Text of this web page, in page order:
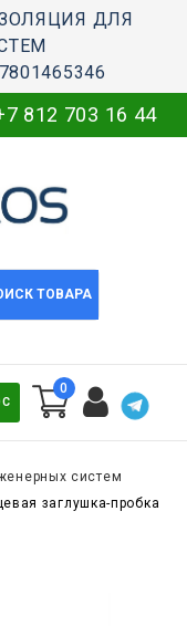
ДЛЯ
812 703 16 44
ТОВАРА
0
систем
заглушка-пробка